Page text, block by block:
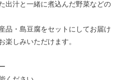
出汁と一緒に煮込んだ野菜などの
品・島豆腐をセットにしてお届け
楽しみいただけます。